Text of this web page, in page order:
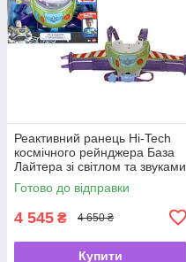
Реактивний ранець Hi-Tech
космічного рейнджера База
Лайтера зі світлом та звуками
Історія іграшок 5 / Toy Story 5
Buzz Lightyear
Готово до відправки
4 545 ₴ 4 650 ₴
Купити